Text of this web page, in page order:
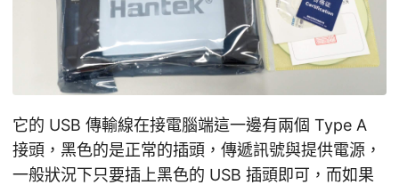
它的 USB 傳輸線在接電腦端這一邊有兩個 Type A
接頭，黑色的是正常的插頭，傳遞訊號與提供電源，
一般狀況下只要插上黑色的 USB 插頭即可，而如果